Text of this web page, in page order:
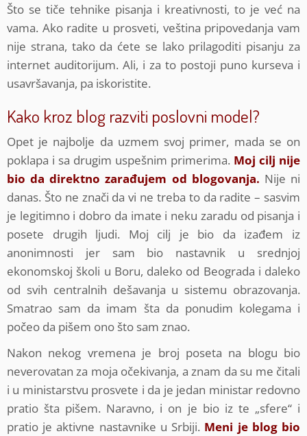
Što se tiče tehnike pisanja i kreativnosti, to je već na
vama. Ako radite u prosveti, veština pripovedanja vam
nije strana, tako da ćete se lako prilagoditi pisanju za
internet auditorijum. Ali, i za to postoji puno kurseva i
usavršavanja, pa iskoristite.
Kako kroz blog razviti poslovni model?
Opet je najbolje da uzmem svoj primer, mada se on
poklapa i sa drugim uspešnim primerima. Moj cilj nije
bio da direktno zarađujem od blogovanja. Nije ni
danas. Što ne znači da vi ne treba to da radite – sasvim
je legitimno i dobro da imate i neku zaradu od pisanja i
posete drugih ljudi. Moj cilj je bio da izađem iz
anonimnosti jer sam bio nastavnik u srednjoj
ekonomskoj školi u Boru, daleko od Beograda i daleko
od svih centralnih dešavanja u sistemu obrazovanja.
Smatrao sam da imam šta da ponudim kolegama i
počeo da pišem ono što sam znao.
Nakon nekog vremena je broj poseta na blogu bio
neverovatan za moja očekivanja, a znam da su me čitali
i u ministarstvu prosvete i da je jedan ministar redovno
pratio šta pišem. Naravno, i on je bio iz te „sfere“ i
pratio je aktivne nastavnike u Srbiji. Meni je blog bio